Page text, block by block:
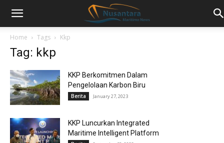
Home Tags Kkp
Tag: kkp
KKP Berkomitmen Dalam
Pengelolaan Karbon Biru
Berita January 27, 2023
KKP Luncurkan Integrated
Maritime Intelligent Platform